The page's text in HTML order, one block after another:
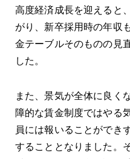
高度経済成長を迎えると
がり、新卒採用時の年収
金テーブルそのものの見
した。
また、景気が全体に良く
障的な賃金制度ではやる
員には報いることができ
することとなりました。